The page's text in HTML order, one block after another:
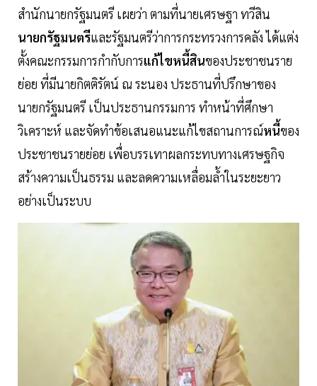
สำนักนายกรัฐมนตรี เผยว่า ตามที่นายเศรษฐา ทวีสิน
นายกรัฐมนตรีและรัฐมนตรีว่าการกระทรวงการคลัง ได้แต่ง
ตั้งคณะกรรมการกำกับการแก้ไขหนี้สินของประชาชนราย
ย่อย ที่มีนายกิตติรัตน์ ณ ระนอง ประธานที่ปรึกษาของ
นายกรัฐมนตรี เป็นประธานกรรมการ ทำหน้าที่ศึกษา
วิเคราะห์ และจัดทำข้อเสนอแนะแก้ไขสถานการณ์หนี้ของ
ประชาชนรายย่อย เพื่อบรรเทาผลกระทบทางเศรษฐกิจ
สร้างความเป็นธรรม และลดความเหลื่อมล้ำในระยะยาว
อย่างเป็นระบบ